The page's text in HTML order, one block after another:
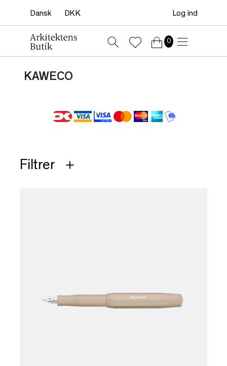
Log ind
0
KAWECO
Filtrer